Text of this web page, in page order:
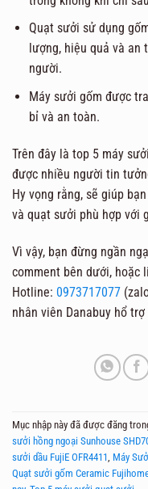
Quạt sưởi sử dụng
lượng, hiệu quả và
người.
Máy sưởi gốm được
bỉ và an toàn.
Trên đây là top 5 máy
được nhiều người tin
Hy vọng rằng, sẽ giúp
và quạt sưởi phù hợp với
Vì vậy, bạn đừng ngần
comment bên dưới, hoặc
Hotline: 0973717077
nhân viên Danabuy hổ
Mục nhập này đã được đăng
sưởi hồng ngoại Sunhouse
sưởi dầu FujiE OFR4411 Máy
Quạt sưởi gốm Ceramic